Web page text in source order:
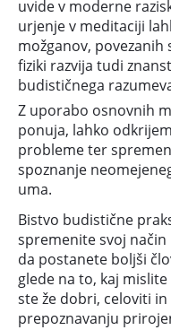
uvide v moderne
urjenje v meditaciji
možganov, povezanih
fiziki razvija tudi
budističnega
Z uporabo osnovnih
ponuja, lahko
probleme ter
spoznanje
uma.
Bistvo budistične
spremenite svoj
da postanete boljši
glede na to, kaj
ste že dobri, celoviti
prepoznavanju